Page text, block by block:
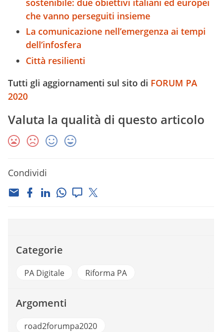
che vanno perseguiti insieme
La comunicazione nell’emergenza ai tempi
dell’infosfera
Città resilienti
Tutti gli aggiornamenti sul sito di FORUM PA
2020
Valuta la qualità di questo articolo
Condividi
Categorie
PA Digitale Riforma PA
Argomenti
road2forumpa2020